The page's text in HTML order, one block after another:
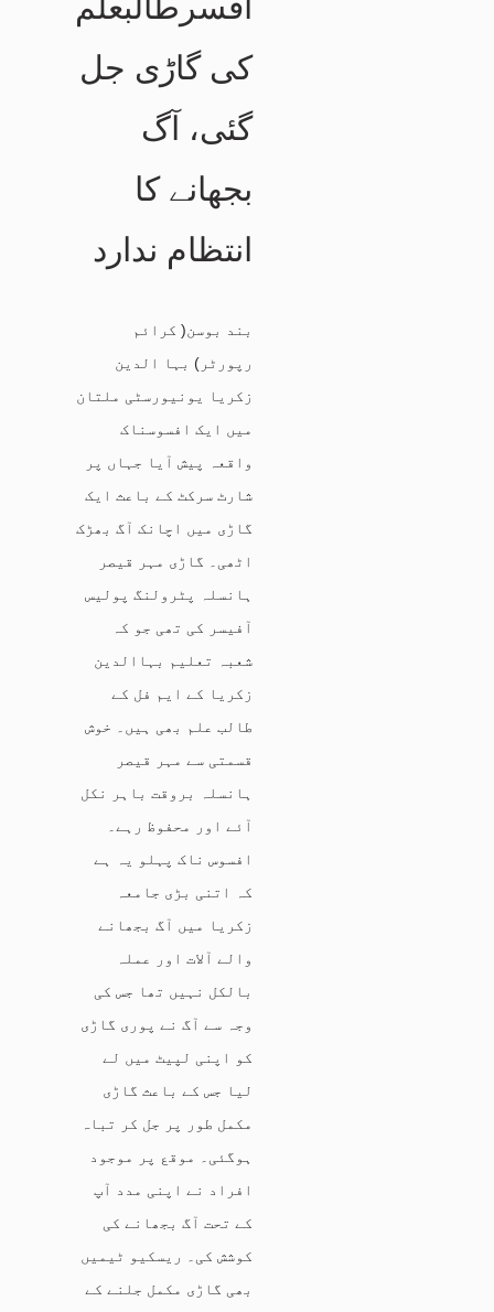
افسرطالبعلم
کی گاڑی جل
گئی، آگ
بجھانے کا
انتظام ندارد
بند بوسن( کرائم
رپورٹر) بہا الدین
زکریا یونیورسٹی ملتان
میں ایک افسوسناک
واقعہ پیش آیا جہاں پر
شارٹ سرکٹ کے باعث ایک
گاڑی میں اچانک آگ بھڑک
اٹھی۔ گاڑی مہر قیصر
ہانسلہ پٹرولنگ پولیس
آفیسر کی تھی جو کہ
شعبہ تعلیم بہاالدین
زکریا کے ایم فل کے
طالب علم بھی ہیں۔ خوش
قسمتی سے مہر قیصر
ہانسلہ بروقت باہر نکل
آئے اور محفوظ رہے۔
افسوس ناک پہلو یہ ہے
کہ اتنی بڑی جامعہ
زکریا میں آگ بجھانے
والے آلات اور عملہ
بالکل نہیں تھا جس کی
وجہ سے آگ نے پوری گاڑی
کو اپنی لپیٹ میں لے
لیا جس کے باعث گاڑی
مکمل طور پر جل کر تباہ
ہوگئی۔ موقع پر موجود
افراد نے اپنی مدد آپ
کے تحت آگ بجھانے کی
کوشش کی۔ ریسکیو ٹیمیں
بھی گاڑی مکمل جلنے کے